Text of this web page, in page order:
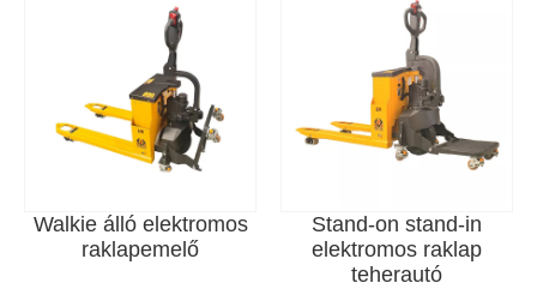
Walkie álló elektromos
raklapemelő
Stand-on stand-in
elektromos raklap
teherautó